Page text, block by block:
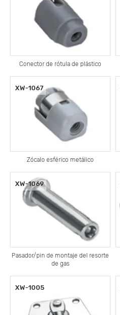
Conector de rótula de plástico
Zócalo esférico metálico
XW-1067
Pasador/pin de montaje del resorte
de gas
XW-1069
XW-1005